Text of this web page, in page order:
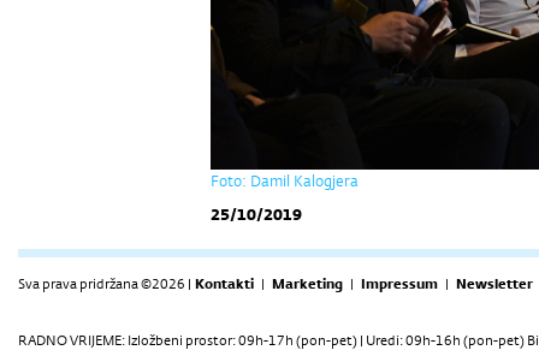
Foto: Damil Kalogjera
25/10/2019
Sva prava pridržana ©2026 | Kontakti | Marketing | Impressum | Newsletter
RADNO VRIJEME: Izložbeni prostor: 09h-17h (pon-pet) | Uredi: 09h-16h (pon-pet)